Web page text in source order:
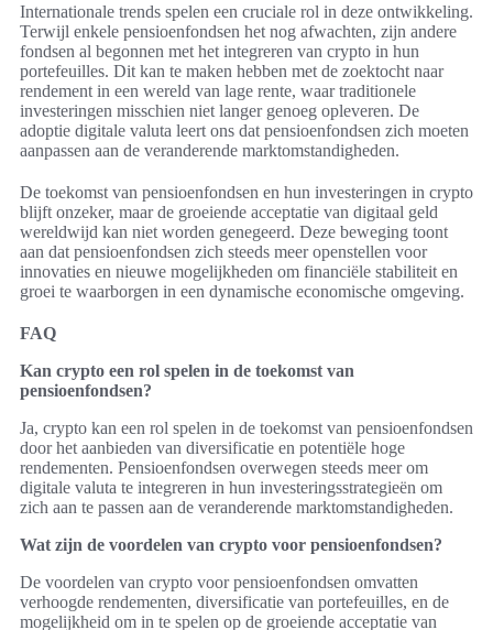
Internationale trends spelen een cruciale rol in deze ontwikkeling.
Terwijl enkele pensioenfondsen het nog afwachten, zijn andere
fondsen al begonnen met het integreren van crypto in hun
portefeuilles. Dit kan te maken hebben met de zoektocht naar
rendement in een wereld van lage rente, waar traditionele
investeringen misschien niet langer genoeg opleveren. De
adoptie digitale valuta leert ons dat pensioenfondsen zich moeten
aanpassen aan de veranderende marktomstandigheden.
De toekomst van pensioenfondsen en hun investeringen in crypto
blijft onzeker, maar de groeiende acceptatie van digitaal geld
wereldwijd kan niet worden genegeerd. Deze beweging toont
aan dat pensioenfondsen zich steeds meer openstellen voor
innovaties en nieuwe mogelijkheden om financiële stabiliteit en
groei te waarborgen in een dynamische economische omgeving.
FAQ
Kan crypto een rol spelen in de toekomst van
pensioenfondsen?
Ja, crypto kan een rol spelen in de toekomst van pensioenfondsen
door het aanbieden van diversificatie en potentiële hoge
rendementen. Pensioenfondsen overwegen steeds meer om
digitale valuta te integreren in hun investeringsstrategieën om
zich aan te passen aan de veranderende marktomstandigheden.
Wat zijn de voordelen van crypto voor pensioenfondsen?
De voordelen van crypto voor pensioenfondsen omvatten
verhoogde rendementen, diversificatie van portefeuilles, en de
mogelijkheid om in te spelen op de groeiende acceptatie van